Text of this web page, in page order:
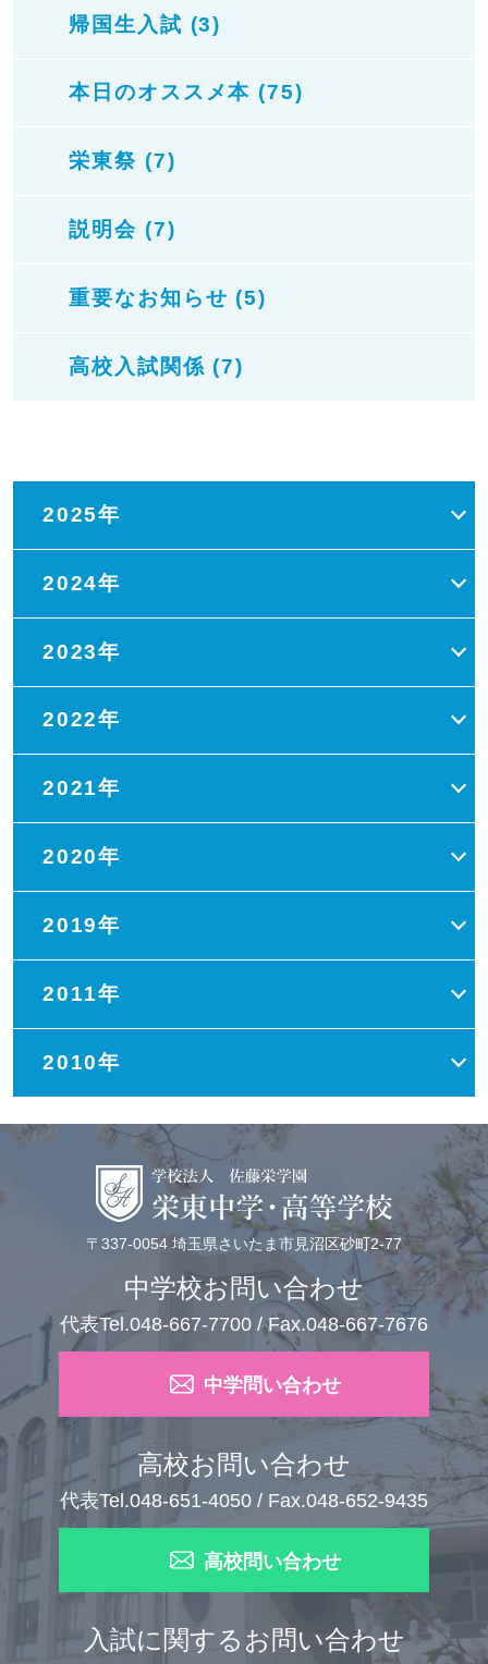
帰国生入試 (3)
本日のオススメ本 (75)
栄東祭 (7)
説明会 (7)
重要なお知らせ (5)
高校入試関係 (7)
2025年
2024年
2023年
2022年
2021年
2020年
2019年
2011年
2010年
〒337-0054 埼玉県さいたま市見沼区砂町2-77
中学校お問い合わせ
代表Tel.048-667-7700 / Fax.048-667-7676
中学問い合わせ
高校お問い合わせ
代表Tel.048-651-4050 / Fax.048-652-9435
高校問い合わせ
入試に関するお問い合わせ